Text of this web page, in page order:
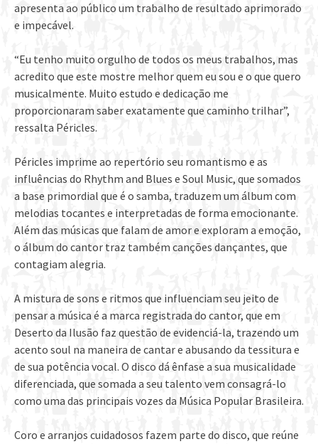
apresenta ao público um trabalho de resultado aprimorado
e impecável.
“Eu tenho muito orgulho de todos os meus trabalhos, mas
acredito que este mostre melhor quem eu sou e o que quero
musicalmente. Muito estudo e dedicação me
proporcionaram saber exatamente que caminho trilhar”,
ressalta Péricles.
Péricles imprime ao repertório seu romantismo e as
influências do Rhythm and Blues e Soul Music, que somados
a base primordial que é o samba, traduzem um álbum com
melodias tocantes e interpretadas de forma emocionante.
Além das músicas que falam de amor e exploram a emoção,
o álbum do cantor traz também canções dançantes, que
contagiam alegria.
A mistura de sons e ritmos que influenciam seu jeito de
pensar a música é a marca registrada do cantor, que em
Deserto da Ilusão faz questão de evidenciá-la, trazendo um
acento soul na maneira de cantar e abusando da tessitura e
de sua potência vocal. O disco dá ênfase a sua musicalidade
diferenciada, que somada a seu talento vem consagrá-lo
como uma das principais vozes da Música Popular Brasileira.
Coro e arranjos cuidadosos fazem parte do disco, que reúne